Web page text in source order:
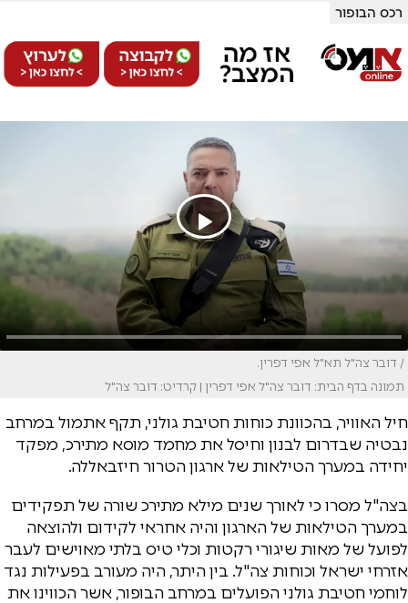
רכס הבופור
/ דובר צה"ל תא"ל אפי דפרין.
תמונה בדף הבית: דובר צה"ל אפי דפרין | קרדיט: דובר צה"ל
חיל האוויר, בהכוונת כוחות חטיבת גולני, תקף אתמול במרחב
נבטיה שבדרום לבנון וחיסל את מחמד מוסא מתירכ, מפקד
יחידה במערך הטילאות של ארגון הטרור חיזבאללה.
בצה"ל מסרו כי לאורך שנים מילא מתירכ שורה של תפקידים
במערך הטילאות של הארגון והיה אחראי לקידום ולהוצאה
לפועל של מאות שיגורי רקטות וכלי טיס בלתי מאוישים לעבר
אזרחי ישראל וכוחות צה"ל. בין היתר, היה מעורב בפעילות נגד
לוחמי חטיבת גולני הפועלים במרחב הבופור, אשר הכווינו את